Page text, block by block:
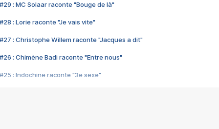
#29 : MC Solaar raconte "Bouge de là"
#28 : Lorie raconte "Je vais vite"
#27 : Christophe Willem raconte "Jacques a dit"
#26 : Chimène Badi raconte "Entre nous"
#25 : Indochine raconte "3e sexe"